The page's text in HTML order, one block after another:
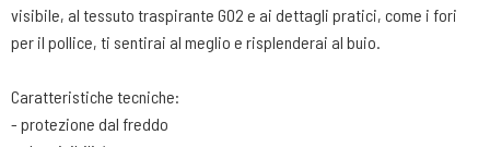
visibile, al tessuto traspirante GO2 e ai dettagli pratici, come i fori
per il pollice, ti sentirai al meglio e risplenderai al buio.
Caratteristiche tecniche:
- protezione dal freddo